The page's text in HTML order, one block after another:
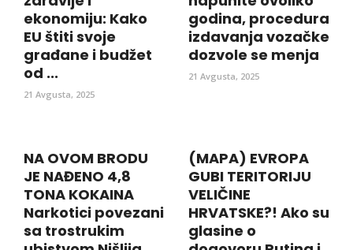
ekonomiju: Kako
EU štiti svoje
građane i budžet
od ...
21 Avgusta, 2025
godina, procedura
izdavanja vozačke
dozvole se menja
21 Avgusta, 2025
NA OVOM BRODU
JE NAĐENO 4,8
TONA KOKAINA
Narkotici povezani
sa trostrukim
(MAPA) EVROPA
GUBI TERITORIJU
VELIČINE
HRVATSKE?! Ako su
glasine o